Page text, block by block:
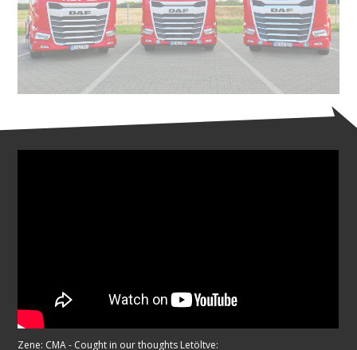
Zene: CMA - Cought in our thoughts Letöltve: